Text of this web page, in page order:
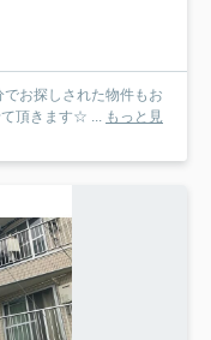
お探しされた物件もお
て頂きます☆ ... もっと見